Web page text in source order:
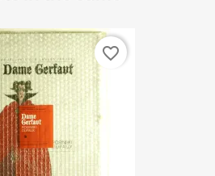
favorite_border